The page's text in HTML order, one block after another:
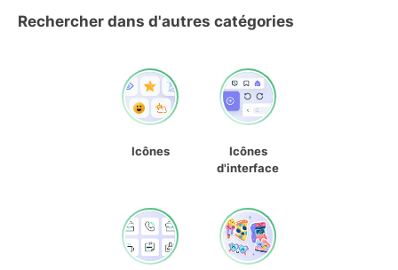
Rechercher dans d'autres catégories
Icônes
Icônes
d'interface